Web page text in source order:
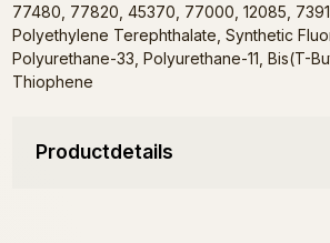
77480, 77820, 45370, 77000, 12085,
Polyethylene Terephthalate, Synthetic
Polyurethane-33, Polyurethane-11, Bis(T-
Thiophene
Productdetails